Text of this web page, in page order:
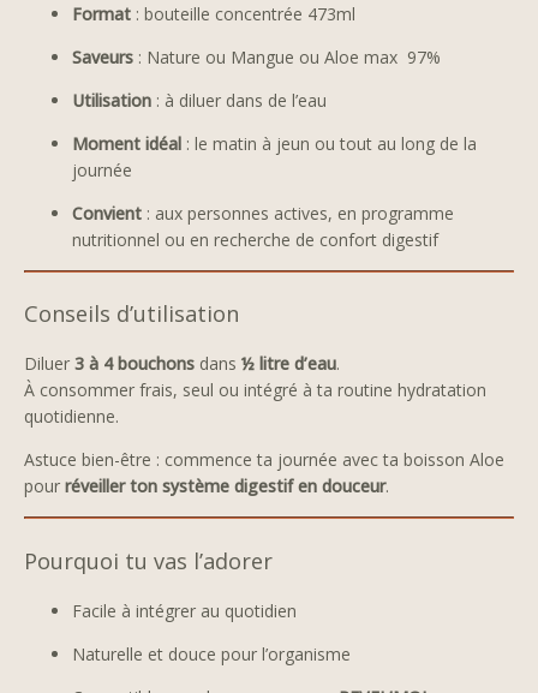
Format : bouteille concentrée 473ml
Saveurs : Nature ou Mangue ou Aloe max 97%
Utilisation : à diluer dans de l’eau
Moment idéal : le matin à jeun ou tout au long de la
journée
Convient : aux personnes actives, en programme
nutritionnel ou en recherche de confort digestif
Conseils d’utilisation
Diluer 3 à 4 bouchons dans ½ litre d’eau.
À consommer frais, seul ou intégré à ta routine hydratation
quotidienne.
Astuce bien-être : commence ta journée avec ta boisson Aloe
pour réveiller ton système digestif en douceur.
Pourquoi tu vas l’adorer
Facile à intégrer au quotidien
Naturelle et douce pour l’organisme